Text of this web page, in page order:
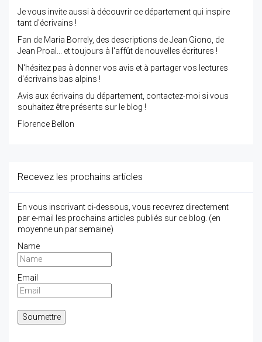
Je vous invite aussi à découvrir ce département qui inspire
tant d'écrivains !
Fan de Maria Borrely, des descriptions de Jean Giono, de
Jean Proal... et toujours à l'affût de nouvelles écritures !
N'hésitez pas à donner vos avis et à partager vos lectures
d'écrivains bas alpins !
Avis aux écrivains du département, contactez-moi si vous
souhaitez être présents sur le blog !
Florence Bellon
Recevez les prochains articles
En vous inscrivant ci-dessous, vous recevrez directement
par e-mail les prochains articles publiés sur ce blog. (en
moyenne un par semaine)
Name
Email